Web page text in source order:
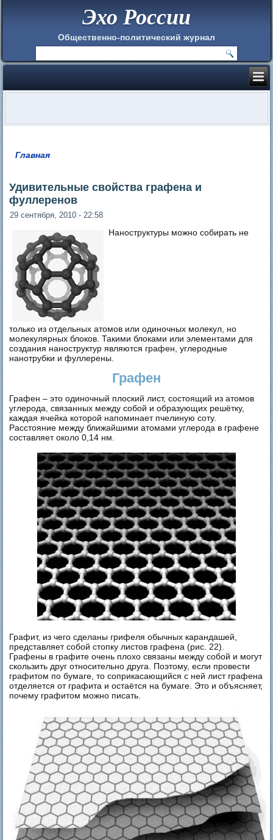
Эхо России
Общественно-политический журнал
Главная
Удивительные свойства графена и
фуллеренов
29 сентября, 2010 - 22:58
Наноструктуры можно собирать не
только из отдельных атомов или одиночных молекул, но
молекулярных блоков. Такими блоками или элементами для
создания наноструктур являются графен, углеродные
нанотрубки и фуллерены.
Графен
Графен – это одиночный плоский лист, состоящий из атомов
углерода, связанных между собой и образующих решётку,
каждая ячейка которой напоминает пчелиную соту.
Расстояние между ближайшими атомами углерода в графене
составляет около 0,14 нм.
Графит, из чего сделаны грифеля обычных карандашей,
представляет собой стопку листов графена (рис. 22).
Графены в графите очень плохо связаны между собой и могут
скользить друг относительно друга. Поэтому, если провести
графитом по бумаге, то соприкасающийся с ней лист графена
отделяется от графита и остаётся на бумаге. Это и объясняет,
почему графитом можно писать.